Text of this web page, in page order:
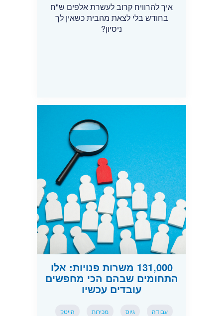
איך להרוויח קרוב לעשרת אלפים ש"ח
בחודש בלי לצאת מהבית כשאין לך
ניסיון?
131,000 משרות פנויות: אלו
התחומים שבהם הכי מחפשים
עובדים עכשיו
עבודה גיוס מכירות הייטק